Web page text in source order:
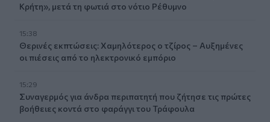
Κρήτη», μετά τη φωτιά στο νότιο Ρέθυμνο
15:38
Θερινές εκπτώσεις: Χαμηλότερος ο τζίρος – Αυξημένες
οι πιέσεις από το ηλεκτρονικό εμπόριο
15:29
Συναγερμός για άνδρα περιπατητή που ζήτησε τις πρώτες
βοήθειες κοντά στο φαράγγι του Τράφουλα